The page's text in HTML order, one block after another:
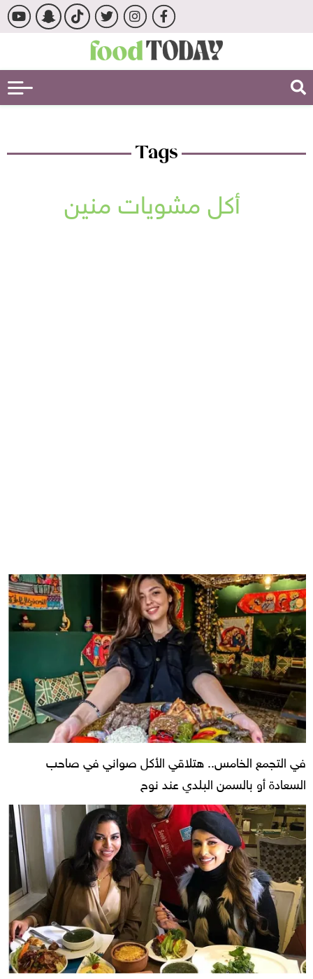
Tags
أكل مشويات منين
في التجمع الخامس.. هتلاقي الأكل صواني في صاحب
السعادة أو بالسمن البلدي عند نوح